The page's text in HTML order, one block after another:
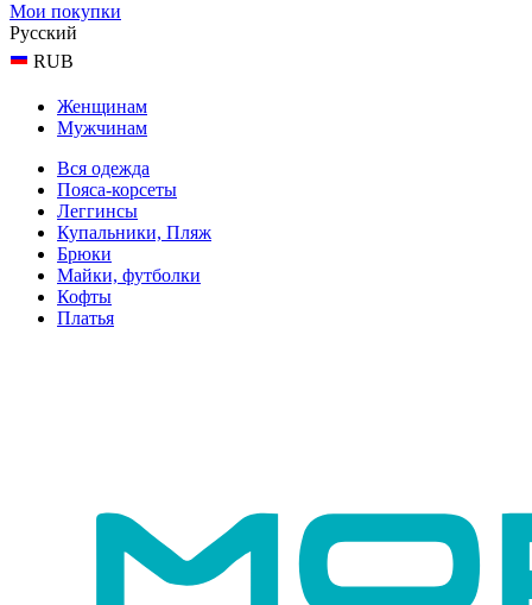
Мои покупки
Русский
RUB
Женщинам
Мужчинам
Вся одежда
Пояса-корсеты
Леггинсы
Купальники, Пляж
Брюки
Майки, футболки
Кофты
Платья